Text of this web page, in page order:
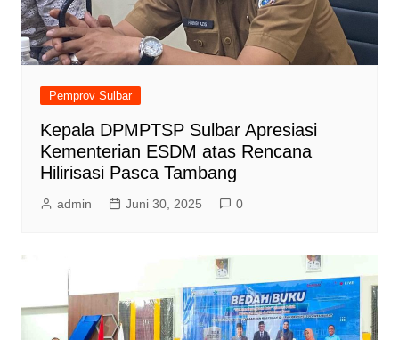
Pemprov Sulbar
Kepala DPMPTSP Sulbar Apresiasi
Kementerian ESDM atas Rencana
Hilirisasi Pasca Tambang
admin Juni 30, 2025 0